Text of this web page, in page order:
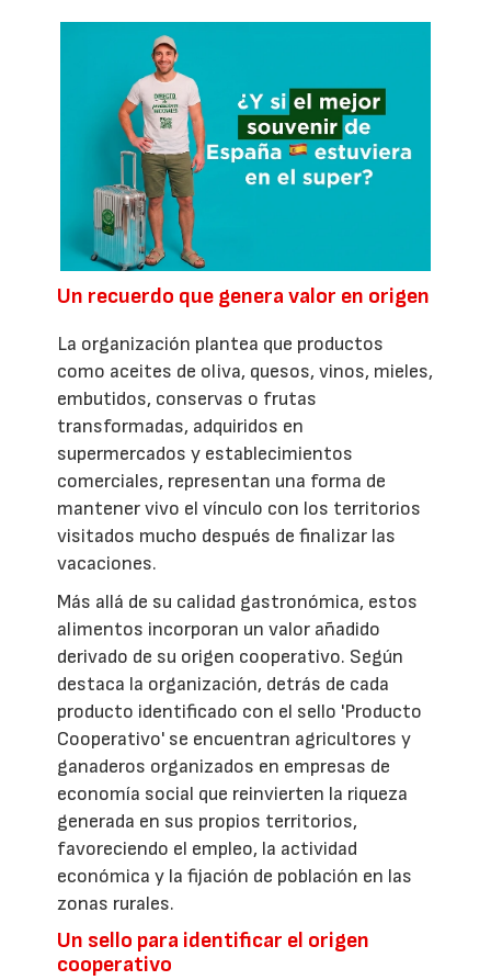
Un recuerdo que genera valor en origen
La organización plantea que productos
como aceites de oliva, quesos, vinos, mieles,
embutidos, conservas o frutas
transformadas, adquiridos en
supermercados y establecimientos
comerciales, representan una forma de
mantener vivo el vínculo con los territorios
visitados mucho después de finalizar las
vacaciones.
Más allá de su calidad gastronómica, estos
alimentos incorporan un valor añadido
derivado de su origen cooperativo. Según
destaca la organización, detrás de cada
producto identificado con el sello 'Producto
Cooperativo' se encuentran agricultores y
ganaderos organizados en empresas de
economía social que reinvierten la riqueza
generada en sus propios territorios,
favoreciendo el empleo, la actividad
económica y la fijación de población en las
zonas rurales.
Un sello para identificar el origen
cooperativo